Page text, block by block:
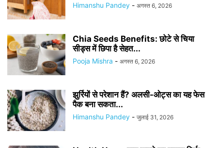
Himanshu Pandey - अगस्त 6, 2026
Chia Seeds Benefits: छोटे से चिया
सीड्स में छिपा है सेहत...
Pooja Mishra - अगस्त 6, 2026
झुर्रियों से परेशान हैं? अलसी-ओट्स का यह फेस
पैक बना सकता...
Himanshu Pandey - जुलाई 31, 2026